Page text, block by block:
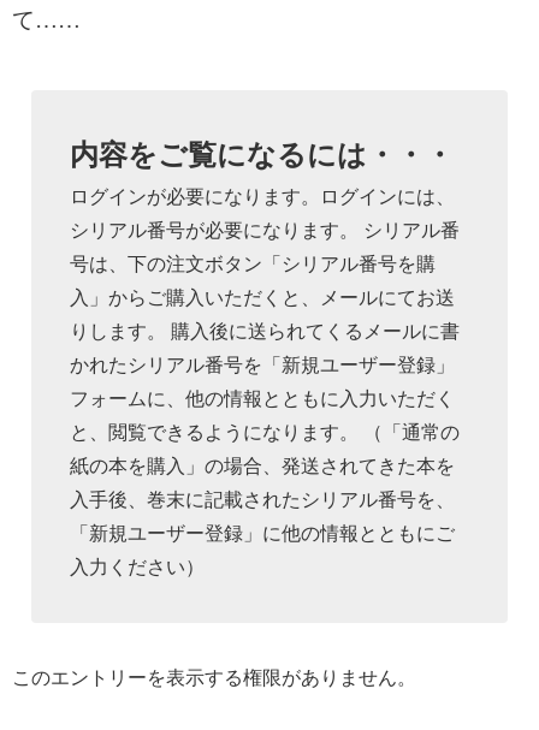
て……
内容をご覧になるには・・・
ログインが必要になります。ログインには、
シリアル番号が必要になります。 シリアル番
号は、下の注文ボタン「シリアル番号を購
入」からご購入いただくと、メールにてお送
りします。 購入後に送られてくるメールに書
かれたシリアル番号を「新規ユーザー登録」
フォームに、他の情報とともに入力いただく
と、閲覧できるようになります。 （「通常の
紙の本を購入」の場合、発送されてきた本を
入手後、巻末に記載されたシリアル番号を、
「新規ユーザー登録」に他の情報とともにご
入力ください）
このエントリーを表示する権限がありません。